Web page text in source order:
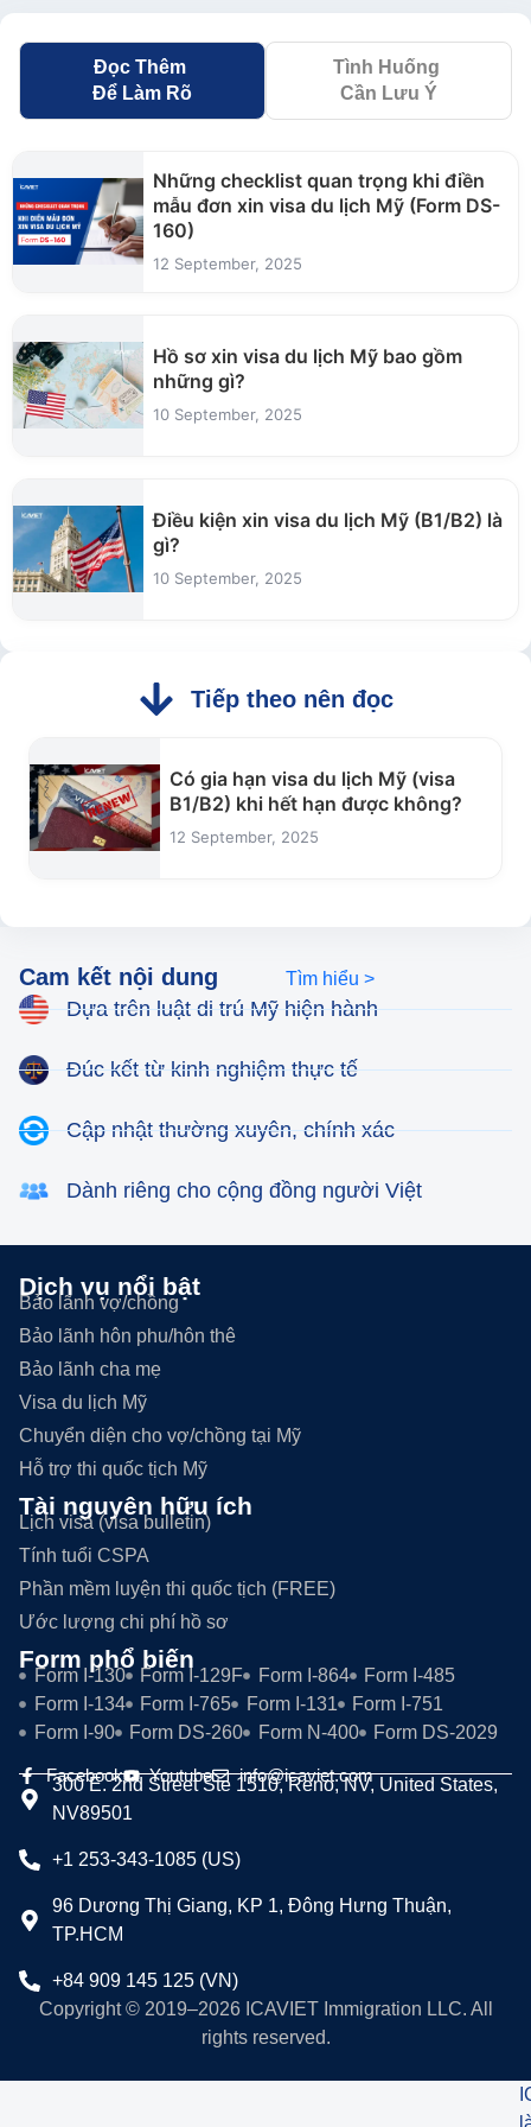
Đọc Thêm
Để Làm Rõ
Tình Huống
Cần Lưu Ý
Những checklist quan trọng khi điền
mẫu đơn xin visa du lịch Mỹ (Form DS-
160)
12 September, 2025
Hồ sơ xin visa du lịch Mỹ bao gồm
những gì?
10 September, 2025
Điều kiện xin visa du lịch Mỹ (B1/B2) là
gì?
10 September, 2025
Tiếp theo nên đọc
Có gia hạn visa du lịch Mỹ (visa
B1/B2) khi hết hạn được không?
12 September, 2025
Cam kết nội dung Tìm hiểu >
Dựa trên luật di trú Mỹ hiện hành
Đúc kết từ kinh nghiệm thực tế
Cập nhật thường xuyên, chính xác
Dành riêng cho cộng đồng người Việt
Dịch vụ nổi bật
Bảo lãnh vợ/chồng
Bảo lãnh hôn phu/hôn thê
Bảo lãnh cha mẹ
Visa du lịch Mỹ
Chuyển diện cho vợ/chồng tại Mỹ
Hỗ trợ thi quốc tịch Mỹ
Tài nguyên hữu ích
Lịch visa (visa bulletin)
Tính tuổi CSPA
Phần mềm luyện thi quốc tịch (FREE)
Ước lượng chi phí hồ sơ
Form phổ biến
Form I-130 Form I-129F Form I-864
Form I-485
Form I-134
Form I-765 Form I-131
Form I-751
Form I-90
Form DS-260 Form N-400 Form DS-2029
Facebook Youtube info@icaviet.com
300 E. 2nd Street Ste 1510, Reno, NV, United States,
NV89501
+1 253-343-1085 (US)
96 Dương Thị Giang, KP 1, Đông Hưng Thuận,
TP.HCM
+84 909 145 125 (VN)
Copyright © 2019–2026 ICAVIET Immigration LLC. All
rights reserved.